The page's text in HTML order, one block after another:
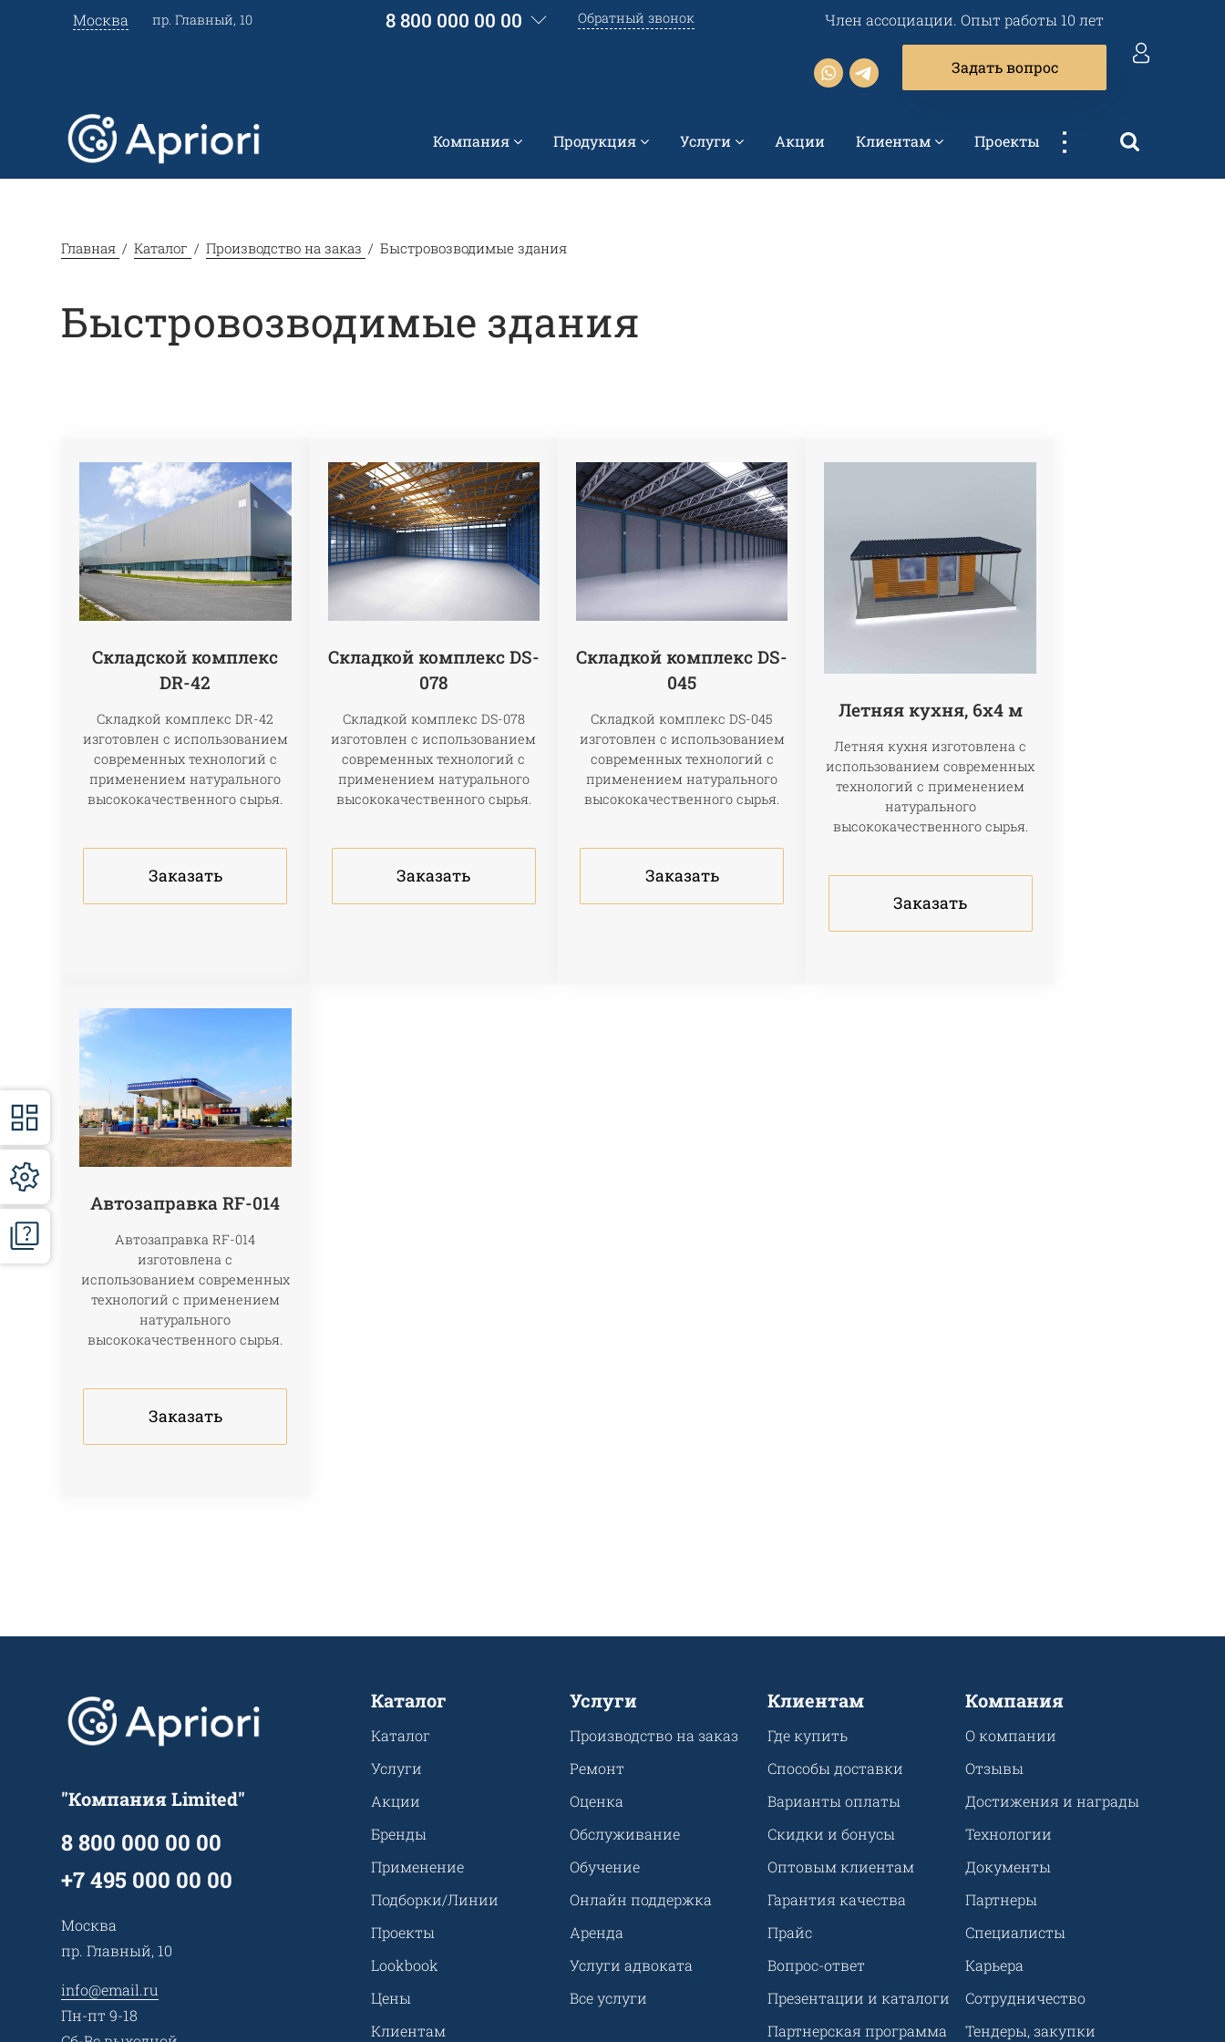
Москва пр. Главный, 10 8 800 000 00 00 Обратный звонок Член ассоциации. Опыт работы 10 лет
Задать вопрос
Компания Продукция Услуги Акции Клиентам Проекты ...
Главная Каталог Производство на заказ Быстровозводимые здания
Быстровозводимые здания
Складской комплекс
DR-42
Складкой комплекс DR-42
изготовлен с использованием
современных технологий с
применением натурального
высококачественного сырья.
Заказать
Складкой комплекс DS-
078
Складкой комплекс DS-078
изготовлен с использованием
современных технологий с
применением натурального
высококачественного сырья.
Заказать
Складкой комплекс DS-
045
Складкой комплекс DS-045
изготовлен с использованием
современных технологий с
применением натурального
высококачественного сырья.
Заказать
Летняя кухня, 6х4 м
Летняя кухня изготовлена с
использованием современных
технологий с применением
натурального
высококачественного сырья.
Заказать
Автозаправка RF-014
Автозаправка RF-014
изготовлена с
использованием современных
технологий с применением
натурального
высококачественного сырья.
Заказать
"Компания Limited"
8 800 000 00 00
+7 495 000 00 00
Москва
пр. Главный, 10
info@email.ru
Пн-пт 9-18
Каталог
Каталог
Услуги
Акции
Бренды
Применение
Подборки/Линии
Проекты
Lookbook
Цены
Клиентам
Услуги
Производство на заказ
Ремонт
Оценка
Обслуживание
Обучение
Онлайн поддержка
Аренда
Услуги адвоката
Все услуги
Клиентам
Где купить
Способы доставки
Варианты оплаты
Скидки и бонусы
Оптовым клиентам
Гарантия качества
Прайс
Вопрос-ответ
Презентации и каталоги
Партнерская программа
Компания
О компании
Отзывы
Достижения и награды
Технологии
Документы
Партнеры
Специалисты
Карьера
Сотрудничество
Тендеры, закупки